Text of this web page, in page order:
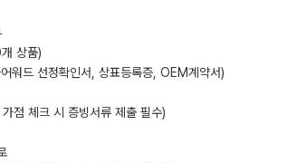
상품)
워드 선정확인서, 상표등록증, OEM계약서)
점 체크 시 증빙서류 제출 필수)